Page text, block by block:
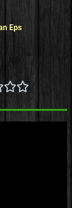
Eps
